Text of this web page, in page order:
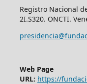
Registro Nacional
2I.S320. ONCTI.
Web Page
URL: https://